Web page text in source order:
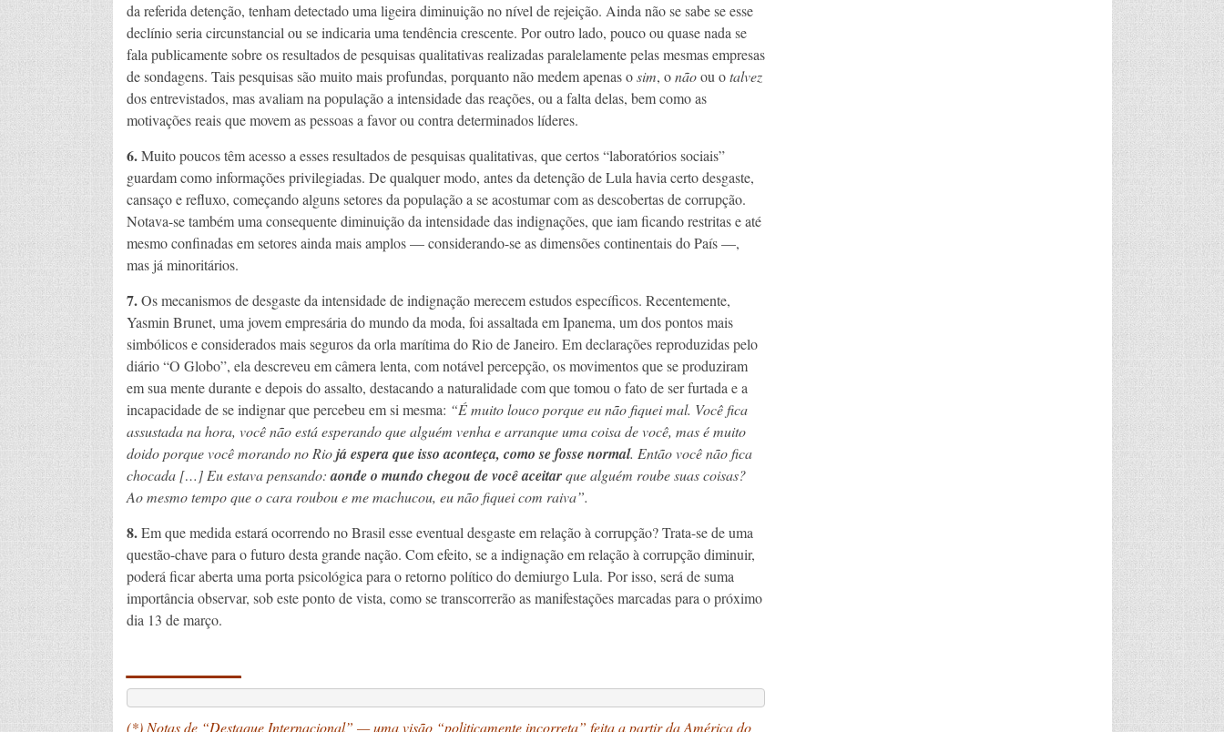
da referida detenção, tenham detectado uma ligeira diminuição no nível de rejeição. Ainda não se sabe se esse
declínio seria circunstancial ou se indicaria uma tendência crescente. Por outro lado, pouco ou quase nada se
fala publicamente sobre os resultados de pesquisas qualitativas realizadas paralelamente pelas mesmas empresas
de sondagens. Tais pesquisas são muito mais profundas, porquanto não medem apenas osim, onãoou otalvez
dos entrevistados, mas avaliam na população a intensidade das reações, ou a falta delas, bem como as
motivações reais que movem as pessoas a favor ou contra determinados líderes.
6.Muito poucos têm acesso a esses resultados de pesquisas qualitativas, que certos “laboratórios sociais”
guardam como informações privilegiadas. De qualquer modo, antes da detenção de Lula havia certo desgaste,
cansaço e refluxo, começando alguns setores da população a se acostumar com as descobertas de corrupção.
Notava-se também uma consequente diminuição da intensidade das indignações, que iam ficando restritas e até
mesmo confinadas em setores ainda mais amplos — considerando-se as dimensões continentais do País —,
mas já minoritários.
7.Os mecanismos de desgaste da intensidade de indignação merecem estudos específicos. Recentemente,
Yasmin Brunet, uma jovem empresária do mundo da moda, foi assaltada em Ipanema, um dos pontos mais
simbólicos e considerados mais seguros da orla marítima do Rio de Janeiro. Em declarações reproduzidas pelo
diário “O Globo”, ela descreveu em câmera lenta, com notável percepção, os movimentos que se produziram
em sua mente durante e depois do assalto, destacando a naturalidade com que tomou o fato de ser furtada e a
incapacidade de se indignar que percebeu em si mesma: “É muito louco porque eu não fiquei mal. Você fica
assustada na hora, você não está esperando que alguém venha e arranque uma coisa de você, mas é muito
doido porque você morando no Riojá espera que isso aconteça, como se fosse normal. Então você não fica
chocada […] Eu estava pensando:aonde o mundo chegou de você aceitarque alguém roube suas coisas?
Ao mesmo tempo que o cara roubou e me machucou, eu não fiquei com raiva”.
8.Em que medida estará ocorrendo no Brasil esse eventual desgaste em relação à corrupção? Trata-se de uma
questão-chave para o futuro desta grande nação. Com efeito, se a indignação em relação à corrupção diminuir,
poderá ficar aberta uma porta psicológica para o retorno político do demiurgo Lula. Por isso, será de suma
importância observar, sob este ponto de vista, como se transcorrerão as manifestações marcadas para o próximo
dia 13 de março.
(*) Notas de “Destaque Internacional” — uma visão “politicamente incorreta” feita a partir da América do